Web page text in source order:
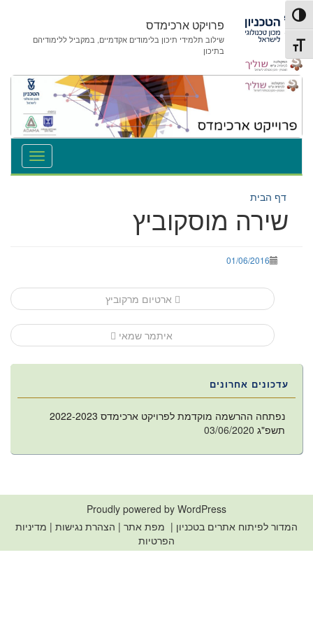
דלג
לתוכן
דלג
לניווט
הפעל/כבה ניגודיות גבוהה
מתג גודל גופן
פרויקט ארכימדס
שילוב תלמידי תיכון בלימודים אקדמיים, במקביל ללימודיהם
בתיכון
דף הבית
שירה מוסקוביץ
01/06/2016
Post
navigation
ארטיום מרקוביץ
איתמר שמאי
עדכונים אחרונים
נפתחה ההרשמה מוקדמת לפרויקט ארכימדס 2022-2023
תשפ"ג 03/06/2020
Proudly powered by WordPress
המדור לפיתוח אתרים בטכניון | מפת אתר | הצהרת נגישות | מדיניות
הפרטיות